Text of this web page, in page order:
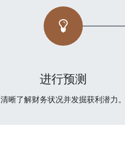
进行预测
清晰了解财务状况并发掘获利潜力。